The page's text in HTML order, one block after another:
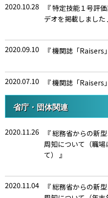
2020.10.28
『 特定技能１号評
デオを掲載しました
2020.09.10
『 機関誌「Raisers
2020.07.10
『 機関誌「Raisers
2020.07.01 『 協会役員の変更に
『 2019年度事業報
2020.06.08 『 2020年度事業計
省庁・団体関連
2020.11.26
『 総務省からの新
周知について（職
て） 』
2020.11.04
『 総務省からの新